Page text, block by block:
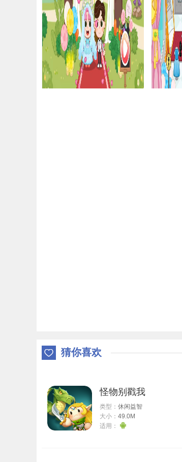
猜你喜欢
怪物别戳我
类型： 休闲益智
大小： 49.0M
适用：